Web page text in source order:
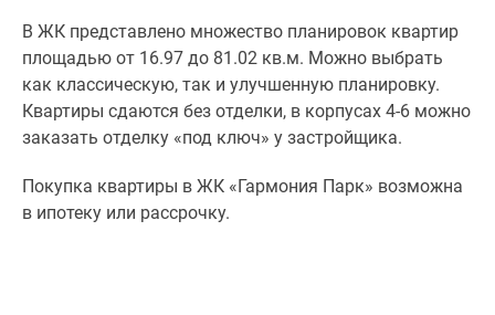
В ЖК представлено множество планировок квартир
площадью от 16.97 до 81.02 кв.м. Можно выбрать
как классическую, так и улучшенную планировку.
Квартиры сдаются без отделки, в корпусах 4-6 можно
заказать отделку «под ключ» у застройщика.
Покупка квартиры в ЖК «Гармония Парк» возможна
в ипотеку или рассрочку.